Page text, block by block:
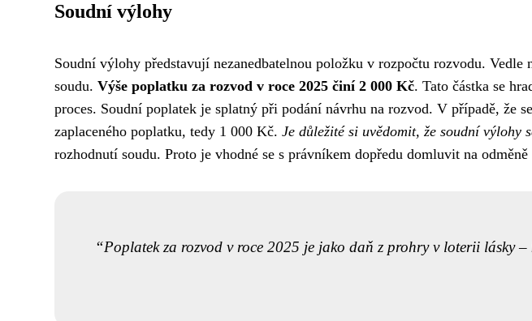
Soudní výlohy
Soudní výlohy představují nezanedbatelnou položku v rozpočtu rozvodu.
soudu. Výše poplatku za rozvod v roce 2025 činí 2 000 Kč. Tato částka se
proces. Soudní poplatek je splatný při podání návrhu na rozvod. V případě, že
zaplaceného poplatku, tedy 1 000 Kč. Je důležité si uvědomit, že soudní výlohy
rozhodnutí soudu. Proto je vhodné se s právníkem dopředu domluvit na
Poplatek za rozvod v roce 2025 je jako daň z prohry v loterii lásky